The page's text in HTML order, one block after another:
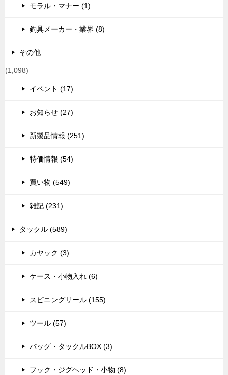
モラル・マナー (1)
釣具メーカー・業界 (8)
その他
(1,098)
イベント (17)
お知らせ (27)
新製品情報 (251)
特価情報 (54)
買い物 (549)
雑記 (231)
タックル (589)
カヤック (3)
ケース・小物入れ (6)
スピニングリール (155)
ツール (57)
バッグ・タックルBOX (3)
フック・ジグヘッド・小物 (8)